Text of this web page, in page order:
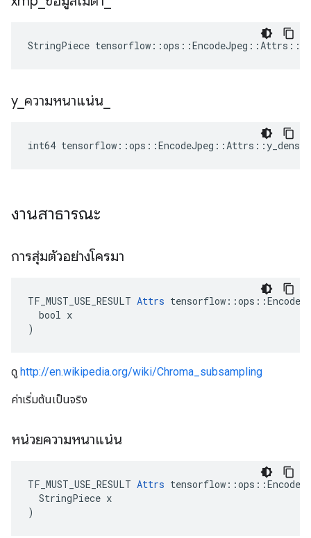
StringPiece
y_ ความหนาแน่น
int64
งานสาธารณะ
การสุ่มตัวอย่างโครมา
TF_MUST_USE_RESULT Attrs
  bool x
)
ดู http://en.wikipedia.org/wiki/Chroma_subsampling
ค่าเริ่มต้นเป็นจริง
หน่วยความหนาแน่น
TF_MUST_USE_RESULT Attrs
  StringPiece x
)